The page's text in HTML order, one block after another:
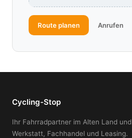
Route planen Anrufen
Cycling-Stop
Ihr Fahrradpartner im Alten Land
Werkstatt, Fachhandel und Leasing.